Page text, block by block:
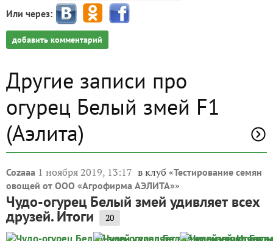
Или через:
добавить комментарий
Другие записи про
огурец Белый змей F1
(Аэлита)
Cozaaa 1 ноября 2019, 13:17 в клуб «Тестирование семян
овощей от ООО «Агрофирма АЭЛИТА»»
Чудо-огурец Белый змей удивляет всех
друзей. Итоги 20